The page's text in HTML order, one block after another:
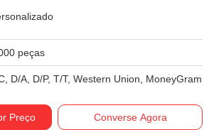
peças
D/A, D/P, T/T, Western Union, MoneyGram
Preço Converse Agora